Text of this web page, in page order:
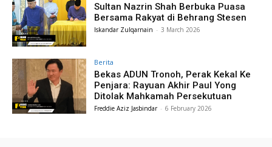
Sultan Nazrin Shah Berbuka Puasa
Bersama Rakyat di Behrang Stesen
Iskandar Zulqarnain - 3 March 2026
Berita
Bekas ADUN Tronoh, Perak Kekal Ke
Penjara: Rayuan Akhir Paul Yong
Ditolak Mahkamah Persekutuan
Freddie Aziz Jasbindar - 6 February 2026